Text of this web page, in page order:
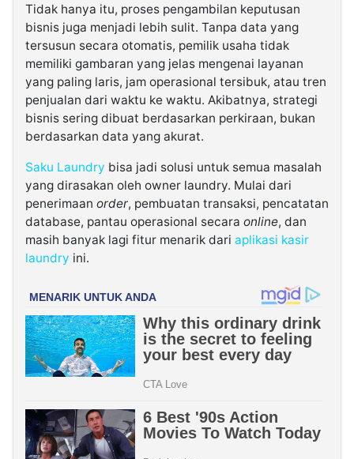
Tidak hanya itu, proses pengambilan keputusan
bisnis juga menjadi lebih sulit. Tanpa data yang
tersusun secara otomatis, pemilik usaha tidak
memiliki gambaran yang jelas mengenai layanan
yang paling laris, jam operasional tersibuk, atau tren
penjualan dari waktu ke waktu. Akibatnya, strategi
bisnis sering dibuat berdasarkan perkiraan, bukan
berdasarkan data yang akurat.
Saku Laundry bisa jadi solusi untuk semua masalah
yang dirasakan oleh owner laundry. Mulai dari
penerimaan order, pembuatan transaksi, pencatatan
database, pantau operasional secara online, dan
masih banyak lagi fitur menarik dari aplikasi kasir
laundry ini.